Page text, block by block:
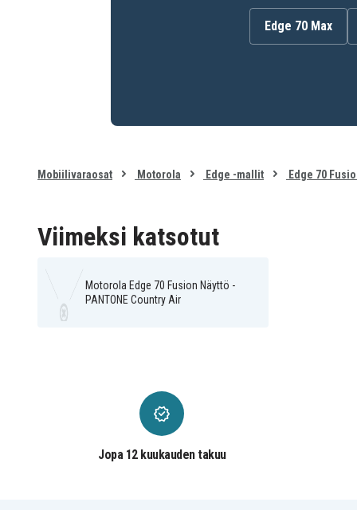
Edge 70 Max
Mobiilivaraosat Motorola Edge -mallit Edge 70
Viimeksi katsotut
Motorola Edge 70 Fusion Näyttö -
PANTONE Country Air
Jopa 12 kuukauden takuu